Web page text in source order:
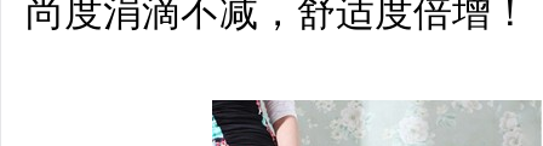
尚度涓滴不减，舒适度倍增！